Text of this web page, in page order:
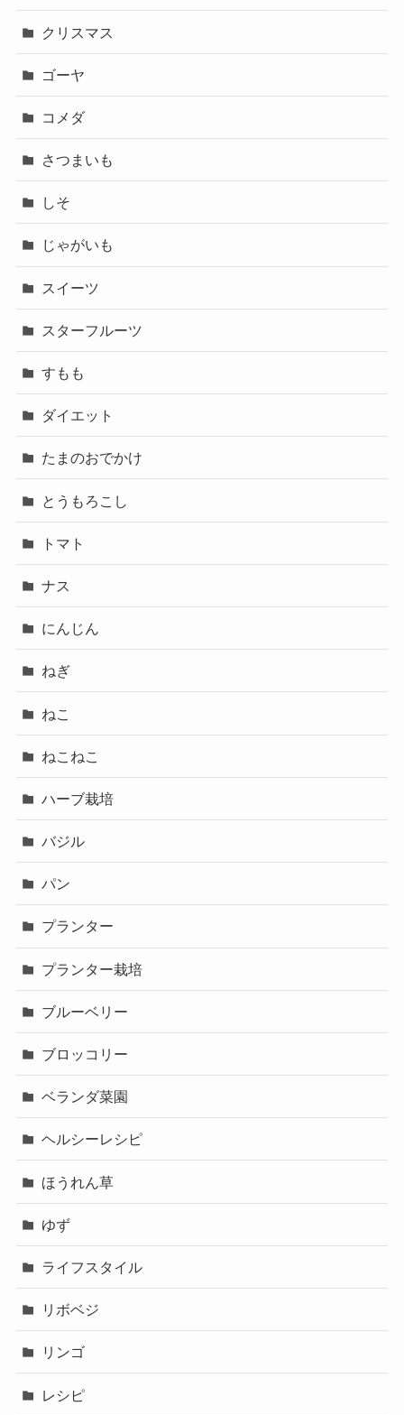
クリスマス
ゴーヤ
コメダ
さつまいも
しそ
じゃがいも
スイーツ
スターフルーツ
すもも
ダイエット
たまのおでかけ
とうもろこし
トマト
ナス
にんじん
ねぎ
ねこ
ねこねこ
ハーブ栽培
バジル
パン
プランター
プランター栽培
ブルーベリー
ブロッコリー
ベランダ菜園
ヘルシーレシピ
ほうれん草
ゆず
ライフスタイル
リボベジ
リンゴ
レシピ